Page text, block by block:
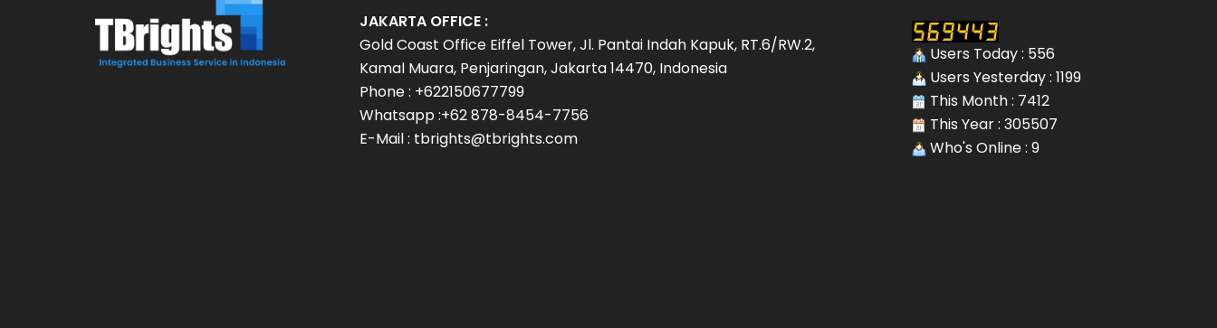
JAKARTA OFFICE :
Gold Coast Office Eiffel Tower, Jl. Pantai Indah Kapuk, RT.6/RW.2,
Kamal Muara, Penjaringan, Jakarta 14470, Indonesia
Phone : +622150677799
Whatsapp :+62 878-8454-7756
E-Mail : tbrights@tbrights.com
Users Today : 556
Users Yesterday : 1199
This Month : 7412
This Year : 305507
Who's Online : 9